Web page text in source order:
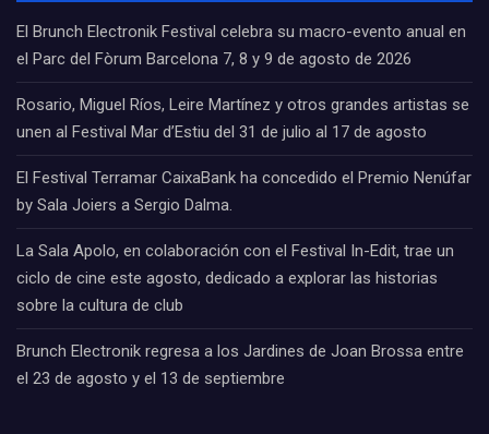
El Brunch Electronik Festival celebra su macro-evento anual en
el Parc del Fòrum Barcelona 7, 8 y 9 de agosto de 2026
Rosario, Miguel Ríos, Leire Martínez y otros grandes artistas se
unen al Festival Mar d’Estiu del 31 de julio al 17 de agosto
El Festival Terramar CaixaBank ha concedido el Premio Nenúfar
by Sala Joiers a Sergio Dalma.
La Sala Apolo, en colaboración con el Festival In-Edit, trae un
ciclo de cine este agosto, dedicado a explorar las historias
sobre la cultura de club
Brunch Electronik regresa a los Jardines de Joan Brossa entre
el 23 de agosto y el 13 de septiembre